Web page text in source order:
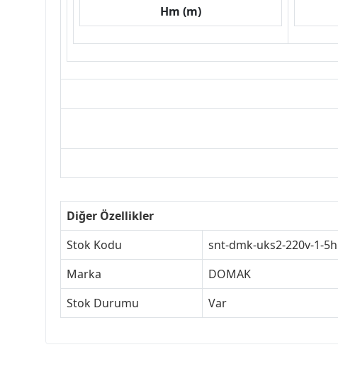
Hm (m)
Diğer Özellikler
Stok Kodu
snt-dmk-uks2-220v-1-
Marka
DOMAK
Stok Durumu
Var